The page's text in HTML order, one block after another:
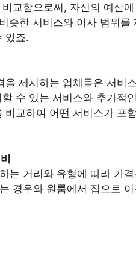
교함으로써, 자신의 예산
슷한 서비스와 이사 범위
있죠.
을 제시하는 업체들은 서비
수 있는 서비스와 추가적
비교하여 어떤 서비스가 포
는 거리와 유형에 따라 가
경우와 원룸에서 집으로